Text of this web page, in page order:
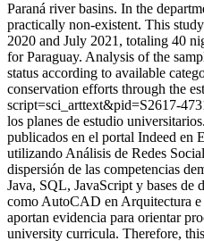
Paraná river basins. In the
practically non-existent. This
2020 and July 2021, totaling 40
for Paraguay. Analysis of the
status according to available
conservation efforts through the
script=sci_arttext&pid=S2617-
los planes de estudio
publicados en el portal Indeed en
utilizando Análisis de Redes
dispersión de las competencias
Java, SQL, JavaScript y bases de
como AutoCAD en Arquitectura e
aportan evidencia para orientar
university curricula. Therefore,